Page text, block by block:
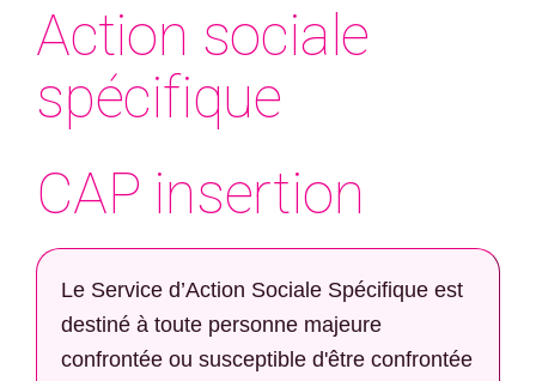
Action sociale
spécifique
CAP insertion
Le Service d’Action Sociale Spécifique est
destiné à toute personne majeure
confrontée ou susceptible d'être confrontée